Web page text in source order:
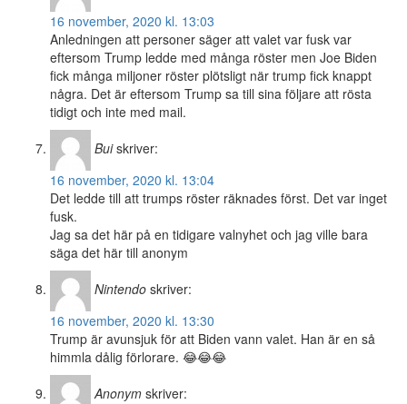
16 november, 2020 kl. 13:03
Anledningen att personer säger att valet var fusk var
eftersom Trump ledde med många röster men Joe Biden
fick många miljoner röster plötsligt när trump fick knappt
några. Det är eftersom Trump sa till sina följare att rösta
tidigt och inte med mail.
Bui skriver:
16 november, 2020 kl. 13:04
Det ledde till att trumps röster räknades först. Det var inget
fusk.
Jag sa det här på en tidigare valnyhet och jag ville bara
säga det här till anonym
Nintendo skriver:
16 november, 2020 kl. 13:30
Trump är avunsjuk för att Biden vann valet. Han är en så
himmla dålig förlorare. 😂😂😂
Anonym skriver: